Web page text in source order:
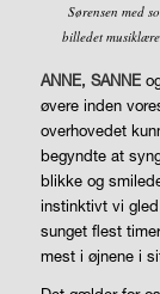
Sørensen med
billedet
ANNE, SANNE
øvere inden
overhovedet
begyndte at
blikke og
instinktivt vi
sunget flest
mest i øjnene i